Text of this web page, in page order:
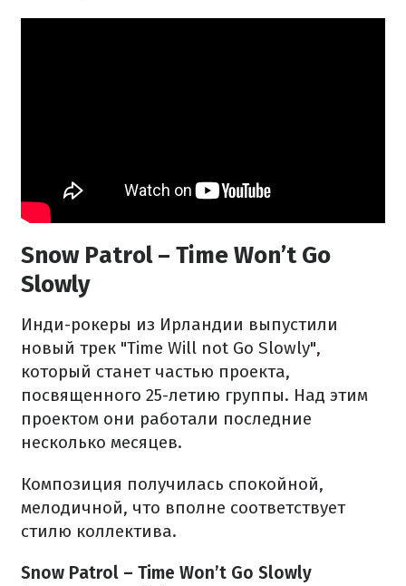
Snow Patrol – Time Won’t Go
Slowly
Инди-рокеры из Ирландии выпустили
новый трек "Time Will not Go Slowly",
который станет частью проекта,
посвященного 25-летию группы. Над этим
проектом они работали последние
несколько месяцев.
Композиция получилась спокойной,
мелодичной, что вполне соответствует
стилю коллектива.
Snow Patrol – Time Won’t Go Slowly